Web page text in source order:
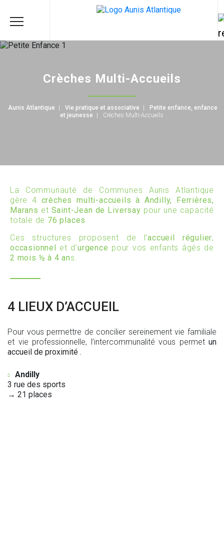
Crèches Multi-Accueils
Aunis Atlantique Vie pratique et associative
Petite enfance, enfance
et jeunesse
Crèches Multi-Accueils
La Communauté de Communes Aunis Atlantique
gère 4 crèches multi-accueils à Andilly, Ferrières,
Marans et Saint-Jean de Liversay pour une capacité
totale de 76 places.
Ces structures proposent de l’accueil régulier,
occasionnel et d’urgence pour vos enfants âgés de
2 mois ½ à 4 ans.
4 LIEUX D’ACCUEIL
Pour vous permettre de concilier sereinement vie familiale
et vie professionnelle, l’intercommunalité vous permet un
accueil de proximité .
Andilly
3 rue des sports
→ 21 places